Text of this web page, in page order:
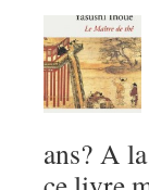
ans? A